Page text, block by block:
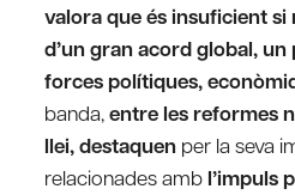
valora que és insuficient si
d’un gran acord global, un
forces polítiques,
banda,entre les reformes
llei, destaquen per la seva
relacionades amb l’impuls